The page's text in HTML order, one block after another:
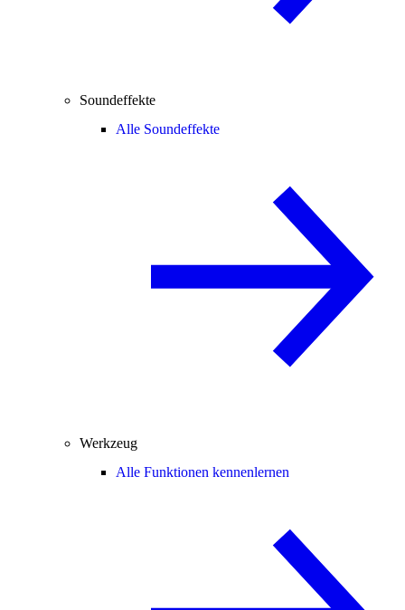
Soundeffekte
Alle Soundeffekte
Werkzeug
Alle Funktionen kennenlernen